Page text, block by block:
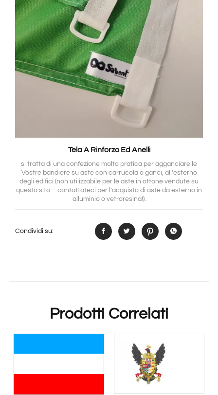
Tela A Rinforzo Ed Anelli
si tratta di una confezione molto pratica per agganciare le
Vostre bandiere su aste con carrucola o ganci, all’esterno
degli edifici (non utilizzabile per le aste in ottone vendute su
questo sito – contattateci per l’acquisto di aste da esterno in
alluminio o vetroresina!).
Condividi su:
Prodotti Correlati